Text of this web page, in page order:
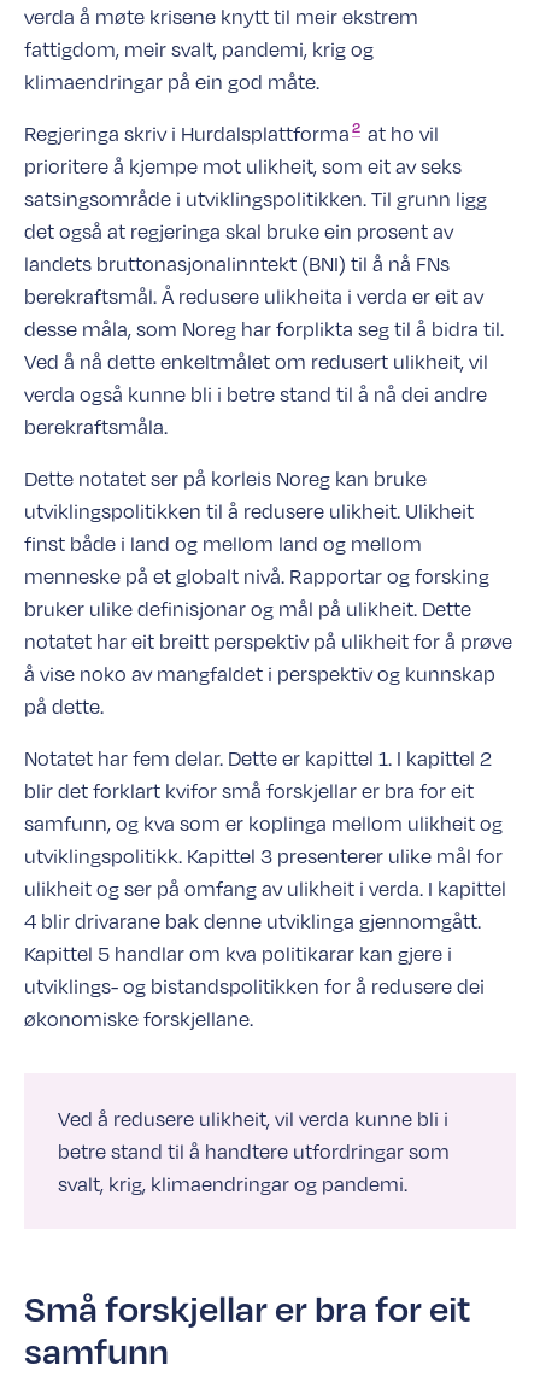
verda å møte krisene knytt til meir ekstrem
fattigdom, meir svalt, pandemi, krig og
klimaendringar på ein god måte.
Regjeringa skriv i Hurdalsplattforma 2 at ho vil
prioritere å kjempe mot ulikheit, som eit av seks
satsingsområde i utviklingspolitikken. Til grunn ligg
det også at regjeringa skal bruke ein prosent av
landets bruttonasjonalinntekt (BNI) til å nå FNs
berekraftsmål. Å redusere ulikheita i verda er eit av
desse måla, som Noreg har forplikta seg til å bidra til.
Ved å nå dette enkeltmålet om redusert ulikheit, vil
verda også kunne bli i betre stand til å nå dei andre
berekraftsmåla.
Dette notatet ser på korleis Noreg kan bruke
utviklingspolitikken til å redusere ulikheit. Ulikheit
finst både i land og mellom land og mellom
menneske på et globalt nivå. Rapportar og forsking
bruker ulike definisjonar og mål på ulikheit. Dette
notatet har eit breitt perspektiv på ulikheit for å prøve
å vise noko av mangfaldet i perspektiv og kunnskap
på dette.
Notatet har fem delar. Dette er kapittel 1. I kapittel 2
blir det forklart kvifor små forskjellar er bra for eit
samfunn, og kva som er koplinga mellom ulikheit og
utviklingspolitikk. Kapittel 3 presenterer ulike mål for
ulikheit og ser på omfang av ulikheit i verda. I kapittel
4 blir drivarane bak denne utviklinga gjennomgått.
Kapittel 5 handlar om kva politikarar kan gjere i
utviklings- og bistandspolitikken for å redusere dei
økonomiske forskjellane.
Ved å redusere ulikheit, vil verda kunne bli i
betre stand til å handtere utfordringar som
svalt, krig, klimaendringar og pandemi.
Små forskjellar er bra for eit
samfunn